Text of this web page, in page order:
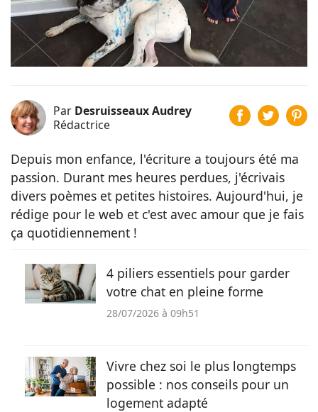
Par Desruisseaux Audrey
Rédactrice
Depuis mon enfance, l'écriture a toujours été ma
passion. Durant mes heures perdues, j'écrivais
divers poèmes et petites histoires. Aujourd'hui, je
rédige pour le web et c'est avec amour que je fais
ça quotidiennement !
4 piliers essentiels pour garder
votre chat en pleine forme
28/07/2026 à 09h51
Vivre chez soi le plus longtemps
possible : nos conseils pour un
logement adapté